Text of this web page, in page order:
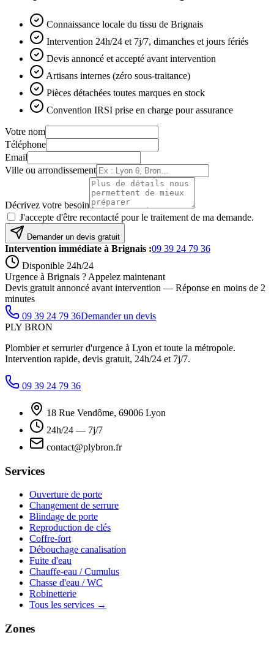
Connaissance locale du tissu de Brignais
Intervention 24h/24 et 7j/7, dimanches et jours fériés
Devis annoncé et accepté avant intervention
Artisans internes (zéro sous-traitance)
Pièces détachées toutes marques en stock
Convention IRSI prise en charge pour assurance
Votre nom
Téléphone
Email
Ville ou arrondissement
Décrivez votre besoin
J'accepte d'être recontacté pour le traitement de ma demande.
Demander un devis gratuit
Intervention immédiate à Brignais :09 39 24 79 36
Disponible 24h/24
Urgence à Brignais ? Appelez maintenant
Devis gratuit annoncé avant intervention — Réponse en moins de 2
minutes
09 39 24 79 36Demander un devis
PLY BRON
Plombier et serrurier d'urgence à Lyon et toute la métropole.
Intervention rapide, devis gratuit, 24h/24 et 7j/7.
09 39 24 79 36
18 Rue Vendôme, 69006 Lyon
24h/24 — 7j/7
contact@plybron.fr
Services
Ouverture de porte
Changement de serrure
Blindage de porte
Reproduction de clés
Coffre-fort
Débouchage canalisation
Fuite d'eau
Chauffe-eau / Cumulus
Chasse d'eau / WC
Robinetterie
Tous les services →
Zones